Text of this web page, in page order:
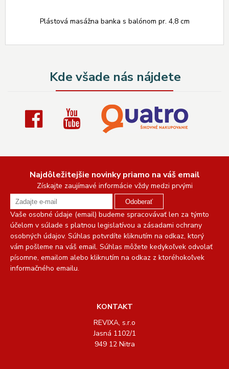
Plástová masážna banka s balónom pr. 4,8 cm
Kde všade nás nájdete
Najdôležitejšie novinky priamo na váš email
Získajte zaujímavé informácie vždy medzi prvými
Odoberať
Vaše osobné údaje (email) budeme spracovávať len za týmto
účelom v súlade s platnou legislatívou a zásadami ochrany
osobných údajov. Súhlas potvrdíte kliknutím na odkaz, ktorý
vám pošleme na váš email. Súhlas môžete kedykoľvek odvolať
písomne, emailom alebo kliknutím na odkaz z ktoréhokoľvek
informačného emailu.
KONTAKT
REVIXA, s.r.o
Jasná 1102/1
949 12 Nitra